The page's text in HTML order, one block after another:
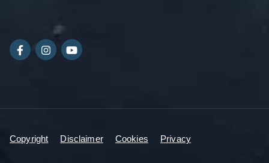
Copyright Disclaimer Cookies Privacy